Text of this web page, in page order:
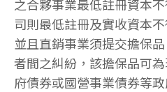
之合夥事業最低註冊資本
司則最低註冊及實收資本
並且直銷事業須提交擔保
者間之糾紛，該擔保品可
府債券或國營事業債券等